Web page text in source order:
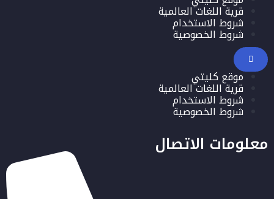
قرية اللغات العالمية
شروط الاستخدام
شروط الخصوصية
موقع كليتي
قرية اللغات العالمية
شروط الاستخدام
شروط الخصوصية
معلومات الاتصال